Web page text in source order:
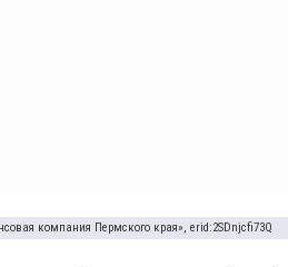
компания Пермского края», erid:2SDnjcfi73Q